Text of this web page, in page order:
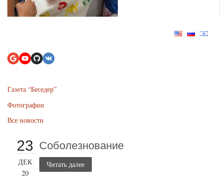
Газета “Беседер”
Фотографии
Все новости
23
ДЕК
20
Соболезнование
Читать далее